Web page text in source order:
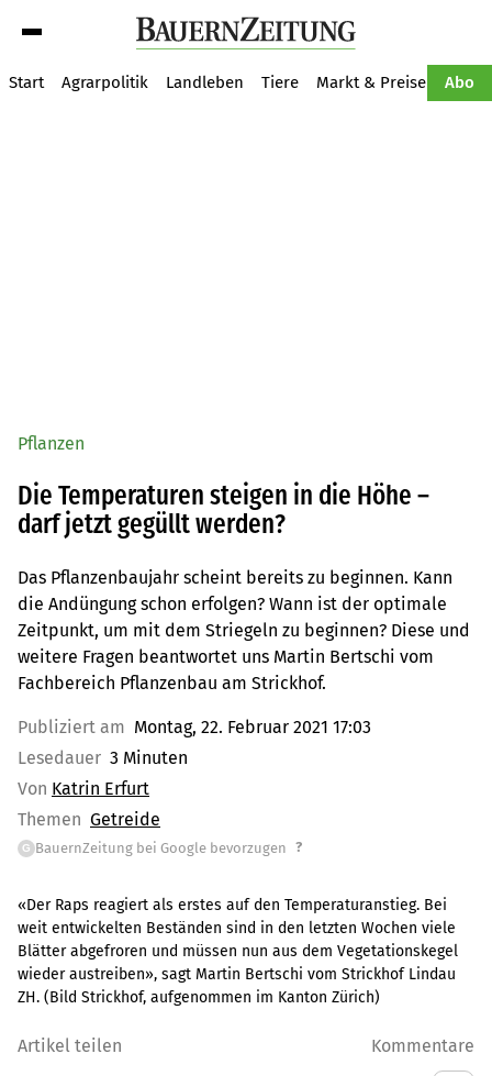
Start Agrarpolitik Landleben Tiere Markt & Preise Abo
Pflanzen
Die Temperaturen steigen in die Höhe –
darf jetzt gegüllt werden?
Das Pflanzenbaujahr scheint bereits zu beginnen. Kann
die Andüngung schon erfolgen? Wann ist der optimale
Zeitpunkt, um mit dem Striegeln zu beginnen? Diese und
weitere Fragen beantwortet uns Martin Bertschi vom
Fachbereich Pflanzenbau am Strickhof.
Publiziert am Montag, 22. Februar 2021 17:03
Lesedauer 3 Minuten
Von Katrin Erfurt
Themen Getreide
G BauernZeitung bei Google bevorzugen ?
«Der Raps reagiert als erstes auf den Temperaturanstieg. Bei
weit entwickelten Beständen sind in den letzten Wochen viele
Blätter abgefroren und müssen nun aus dem Vegetationskegel
wieder austreiben», sagt Martin Bertschi vom Strickhof Lindau
ZH. (Bild Strickhof, aufgenommen im Kanton Zürich)
Artikel teilen Kommentare